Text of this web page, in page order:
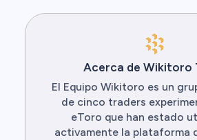
Acerca de Wikitoro
El Equipo Wikitoro es un
de cinco traders
eToro que han estado
activamente la plataforma